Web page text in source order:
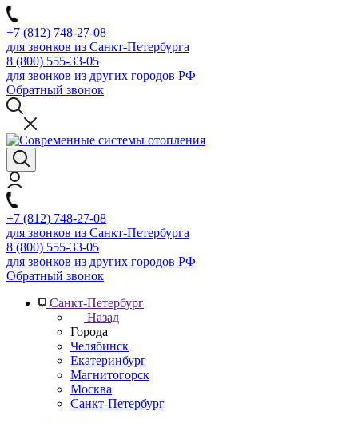
+7 (812) 748-27-08
для звонков из Санкт-Петербурга
8 (800) 555-33-05
для звонков из других городов РФ
Обратный звонок
+7 (812) 748-27-08
для звонков из Санкт-Петербурга
8 (800) 555-33-05
для звонков из других городов РФ
Обратный звонок
Санкт-Петербург
Назад
Города
Челябинск
Екатеринбург
Магнитогорск
Москва
Санкт-Петербург